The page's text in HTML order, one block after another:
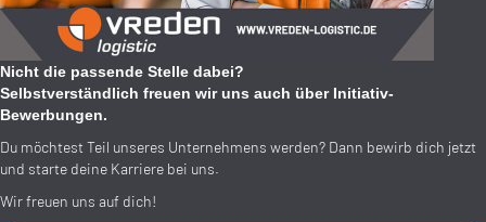
Nicht die passende Stelle dabei?
Selbstverständlich freuen wir uns auch über Initiativ-
Bewerbungen.
Du möchtest Teil unseres Unternehmens werden? Dann bewirb dich jetzt
und starte deine Karriere bei uns.
Wir freuen uns auf dich!